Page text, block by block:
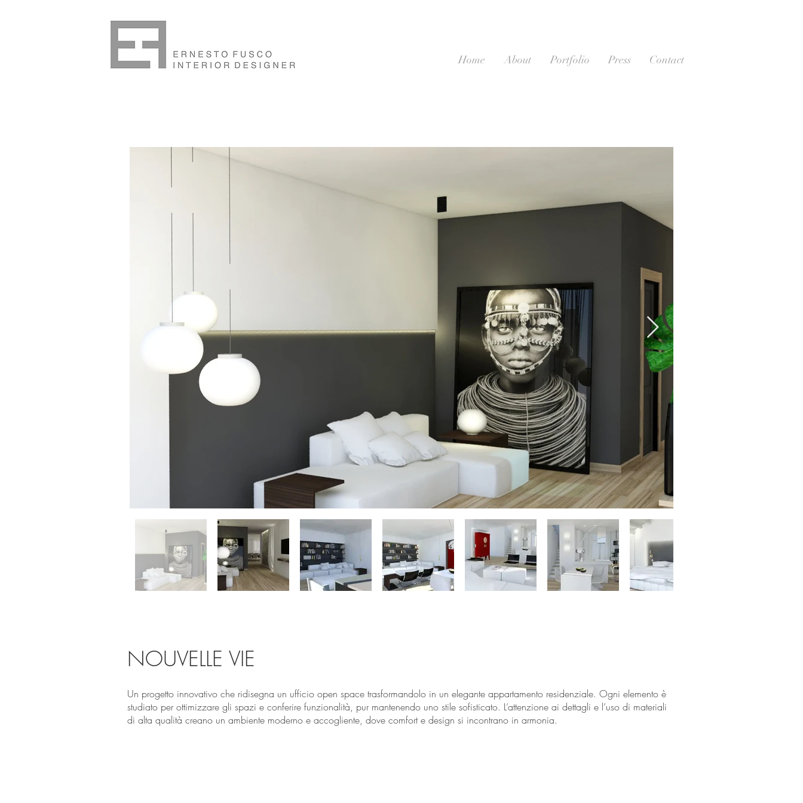
Home About Portfolio Press Contact
NOUVELLE VIE
Un progetto innovativo che ridisegna un ufficio open space trasformandolo in un elegante appartamento residenziale. Ogni elemento è
studiato per ottimizzare gli spazi e conferire funzionalità, pur mantenendo uno stile sofisticato. L’attenzione ai dettagli e l’uso di materiali
di alta qualità creano un ambiente moderno e accogliente, dove comfort e design si incontrano in armonia.